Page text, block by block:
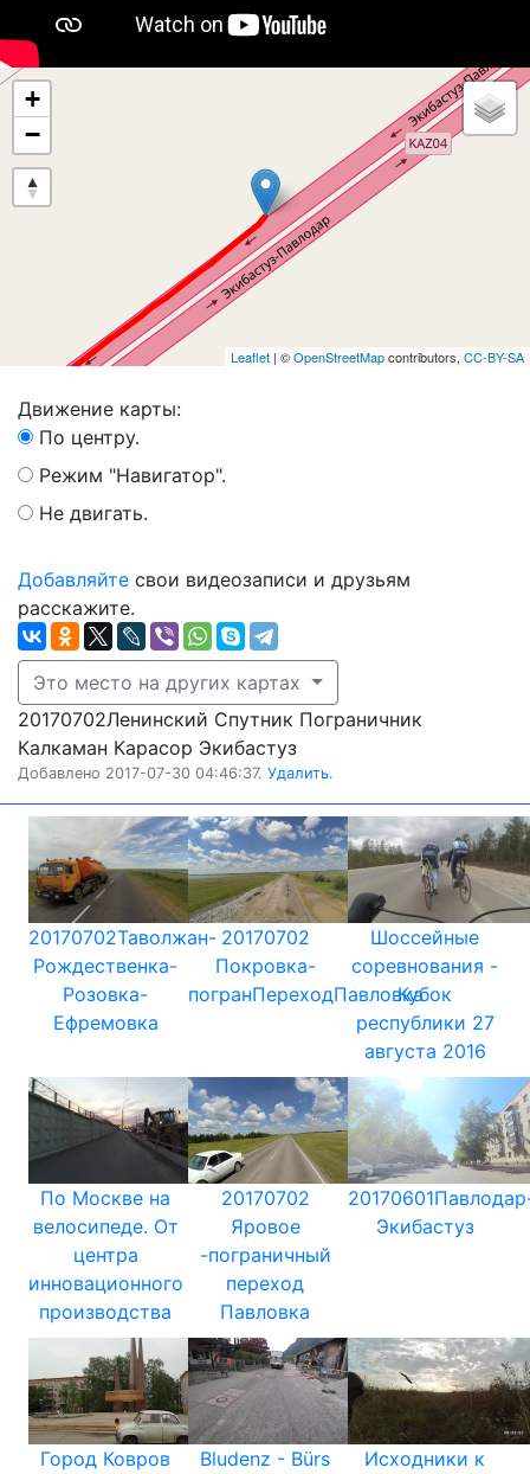
+
−
Leaflet | ©OpenStreetMapcontributors, CC-BY-SA
Движение карты:
По центру.
Режим "Навигатор".
Не двигать.
Добавляйте свои видеозаписи и друзьям
расскажите.
Это место на других картах
20170702Ленинский Спутник Пограничник
Калкаман Карасор Экибастуз
Добавлено 2017-07-30 04:46:37. Удалить.
20170702Таволжан-
Рождественка-
Розовка-
Ефремовка
20170702
Покровка-
погранПереходПавловка
Шоссейные
соревнования -
Кубок
республики 27
августа 2016
По Москве на
велосипеде. От
центра
инновационного
производства
20170702
Яровое
-пограничный
переход
Павловка
Экибастуз
Город Ковров Bludenz - Bürs Исходники к